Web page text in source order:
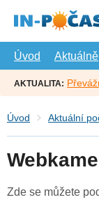
hlavní
Úvod
Aktuálně
AKTUALITA:
Úvod Aktuální
Zde se můžete